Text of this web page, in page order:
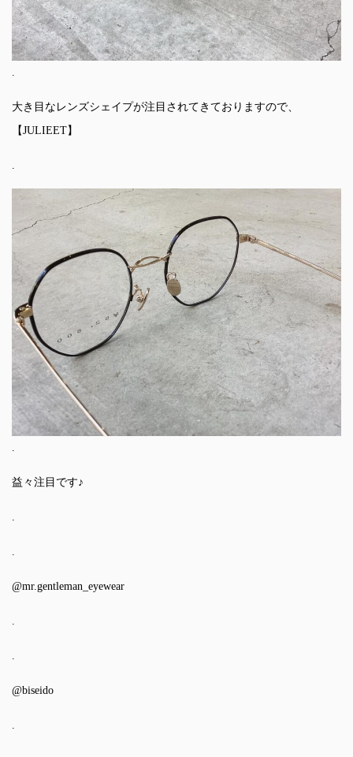
大き目なレンズシェイプが注目されてきておりますので、
【JULIEET】
益々注目です♪
@mr.gentleman_eyewear
@biseido